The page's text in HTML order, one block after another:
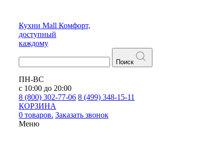
Кухни Mall Комфорт,
доступный
каждому
Поиск
ПН-ВС
с 10:00 до 20:00
8 (800) 302-77-06 8 (499) 348-15-11
КОРЗИНА
0 товаров. Заказать звонок
Меню